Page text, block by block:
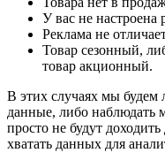
У вас не настроена
Реклама не
Товар сезонный,
товар акционный.
В этих случаях мы будем
данные, либо наблюдать
просто не будут
хватать данных для